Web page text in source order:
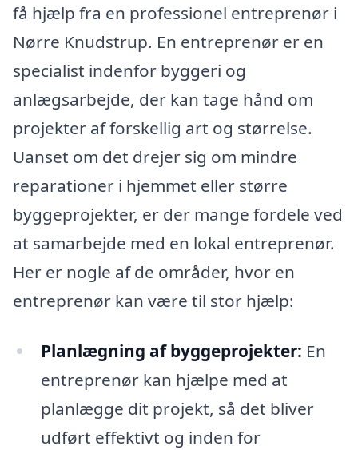
få hjælp fra en professionel entreprenør i
Nørre Knudstrup. En entreprenør er en
specialist indenfor byggeri og
anlægsarbejde, der kan tage hånd om
projekter af forskellig art og størrelse.
Uanset om det drejer sig om mindre
reparationer i hjemmet eller større
byggeprojekter, er der mange fordele ved
at samarbejde med en lokal entreprenør.
Her er nogle af de områder, hvor en
entreprenør kan være til stor hjælp:
Planlægning af byggeprojekter: En
entreprenør kan hjælpe med at
planlægge dit projekt, så det bliver
udført effektivt og inden for